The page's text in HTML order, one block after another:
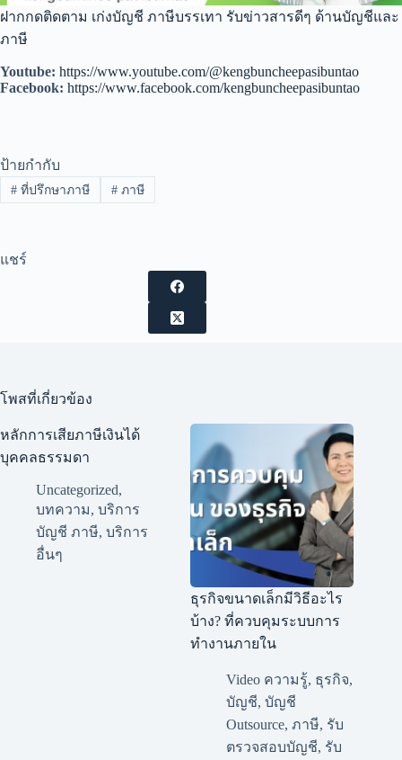
ฝากกดติดตาม เก่งบัญชี ภาษีบรรเทา รับข่าวสารดีๆ ด้านบัญชีและ
ภาษี
Youtube: https://www.youtube.com/@kengbuncheepasibuntao
Facebook: https://www.facebook.com/kengbuncheepasibuntao
ป้ายกำกับ
#ที่ปรึกษาภาษี #ภาษี
แชร์
โพสที่เกี่ยวข้อง
หลักการเสียภาษีเงินได้
บุคคลธรรมดา
Uncategorized,
บทความ, บริการ
บัญชี ภาษี, บริการ
อื่นๆ
ธุรกิจขนาดเล็กมีวิธีอะไร
บ้าง? ที่ควบคุมระบบการ
ทำงานภายใน
Video ความรู้, ธุรกิจ,
บัญชี,บัญชี
Outsource,ภาษี, รับ
ตรวจสอบบัญชี, รับ